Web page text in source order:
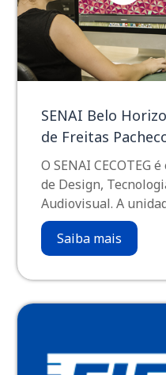
SENAI Belo
de Freitas
O SENAI CECOTEG
de Design,
Audiovisual. A
Saiba mais